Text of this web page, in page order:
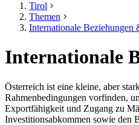
Tirol
Themen
Internationale Beziehungen
Internationale
Österreich ist eine kleine, aber
Rahmenbedingungen vorfinden,
Exportfähigkeit und Zugang zu
Investitionsabkommen sowie den